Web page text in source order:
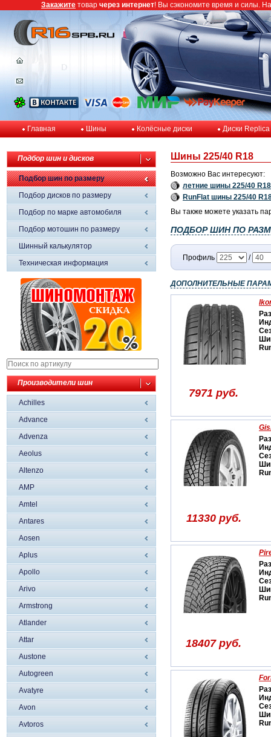
Главная Шины Колёсные диски Диски Replica
Подбор шин и дисков
Подбор шин по размеру
Подбор дисков по размеру
Подбор по марке автомобиля
Подбор мотошин по размеру
Шинный калькулятор
Техническая информация
Производители шин
Achilles
Advance
Advenza
Aeolus
Altenzo
AMP
Amtel
Antares
Aosen
Aplus
Apollo
Arivo
Armstrong
Atlander
Attar
Austone
Autogreen
Avatyre
Avon
Avtoros
Шины 225/40 R18
Возможно Вас интересуют:
летние шины 225/40 R18
RunFlat шины 225/40
Вы также можете указать
ПОДБОР ШИН ПО
Профиль /
ДОПОЛНИТЕЛЬНЫЕ
7971 руб.
11330 руб.
18407 руб.
Закажите товар через интернет! Вы сэкономите время и силы.